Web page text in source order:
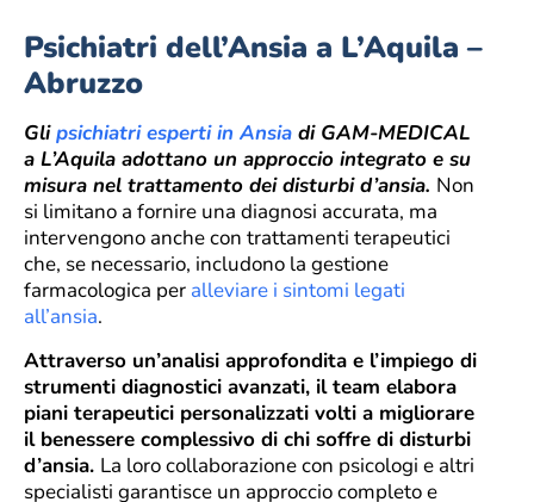
Psichiatri dell’Ansia a L’Aquila –
Abruzzo
Glipsichiatri esperti in Ansia di GAM-MEDICAL
a L’Aquila adottano un approccio integrato e su
misura nel trattamento dei disturbi d’ansia. Non
si limitano a fornire una diagnosi accurata, ma
intervengono anche con trattamenti terapeutici
che, se necessario, includono la gestione
farmacologica per alleviare i sintomi legati
all’ansia.
Attraverso un’analisi approfondita e l’impiego di
strumenti diagnostici avanzati, il team elabora
piani terapeutici personalizzati volti a migliorare
il benessere complessivo di chi soffre di disturbi
d’ansia. La loro collaborazione con psicologi e altri
specialisti garantisce un approccio completo e